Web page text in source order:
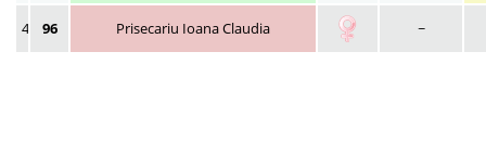
4 96 Prisecariu Ioana Claudia ~